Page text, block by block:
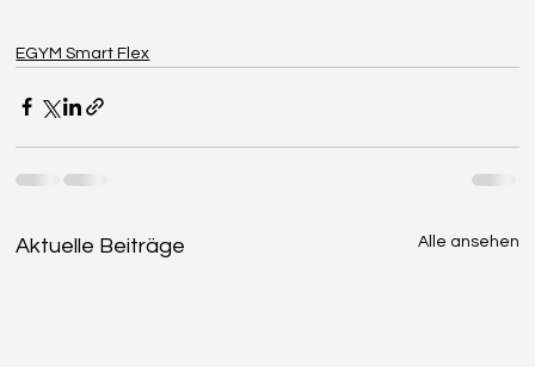
EGYM Smart Flex
Aktuelle Beiträge Alle ansehen